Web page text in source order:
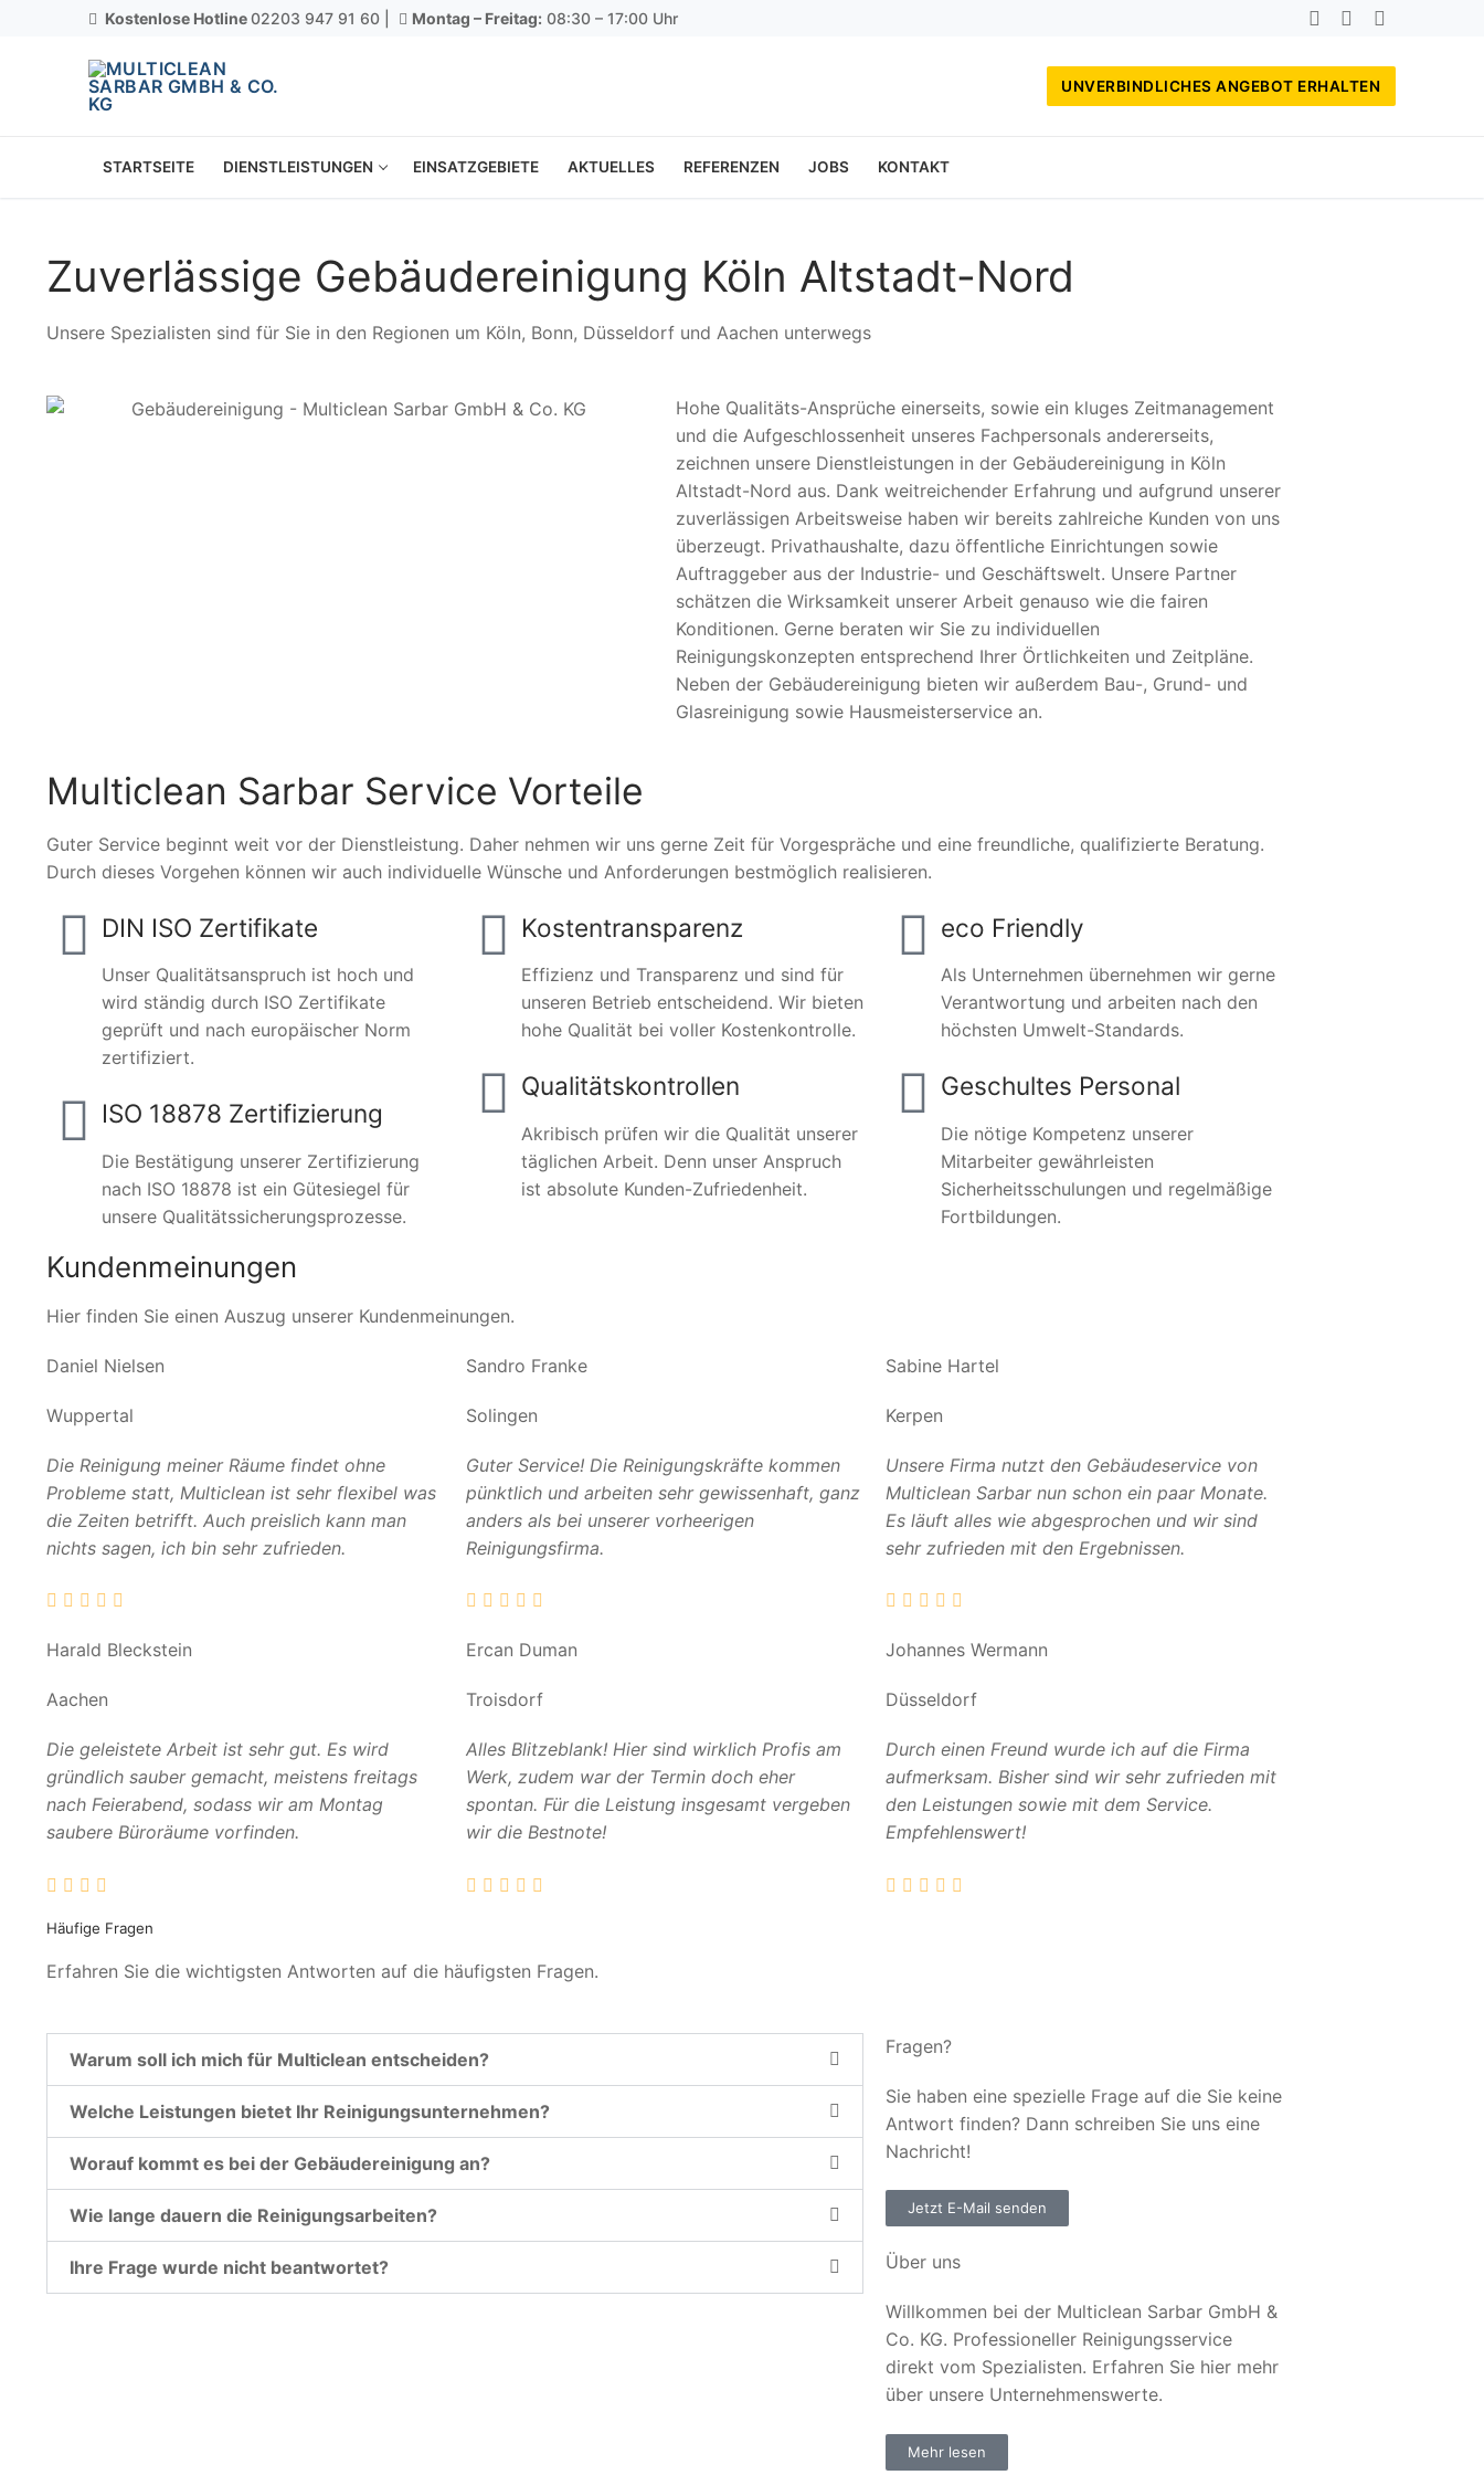
Kostenlose Hotline02203 947 91 60 | Montag – Freitag: 08:30 – 17:00 Uhr
UNVERBINDLICHES ANGEBOT ERHALTEN
STARTSEITE DIENSTLEISTUNGEN EINSATZGEBIETE AKTUELLES REFERENZEN JOBS KONTAKT
Zuverlässige Gebäudereinigung Köln Altstadt-Nord
Unsere Spezialisten sind für Sie in den Regionen um Köln, Bonn, Düsseldorf und Aachen unterwegs
Hohe Qualitäts-Ansprüche einerseits, sowie ein kluges Zeitmanagement
und die Aufgeschlossenheit unseres Fachpersonals andererseits,
zeichnen unsere Dienstleistungen in der Gebäudereinigung in Köln
Altstadt-Nord aus. Dank weitreichender Erfahrung und aufgrund unserer
zuverlässigen Arbeitsweise haben wir bereits zahlreiche Kunden von uns
überzeugt. Privathaushalte, dazu öffentliche Einrichtungen sowie
Auftraggeber aus der Industrie- und Geschäftswelt. Unsere Partner
schätzen die Wirksamkeit unserer Arbeit genauso wie die fairen
Konditionen. Gerne beraten wir Sie zu individuellen
Reinigungskonzepten entsprechend Ihrer Örtlichkeiten und Zeitpläne.
Neben der Gebäudereinigung bieten wir außerdem Bau-, Grund- und
Glasreinigung sowie Hausmeisterservice an.
Multiclean Sarbar Service Vorteile
Guter Service beginnt weit vor der Dienstleistung. Daher nehmen wir uns gerne Zeit für Vorgespräche und eine freundliche, qualifizierte Beratung.
Durch dieses Vorgehen können wir auch individuelle Wünsche und Anforderungen bestmöglich realisieren.
DIN ISO Zertifikate
Unser Qualitätsanspruch ist hoch und
wird ständig durch ISO Zertifikate
geprüft und nach europäischer Norm
zertifiziert.
ISO 18878 Zertifizierung
Die Bestätigung unserer Zertifizierung
nach ISO 18878 ist ein Gütesiegel für
unsere Qualitätssicherungsprozesse.
Kostentransparenz
Effizienz und Transparenz und sind für
unseren Betrieb entscheidend. Wir bieten
hohe Qualität bei voller Kostenkontrolle.
Qualitätskontrollen
Akribisch prüfen wir die Qualität unserer
täglichen Arbeit. Denn unser Anspruch
ist absolute Kunden-Zufriedenheit.
eco Friendly
Als Unternehmen übernehmen wir gerne
Verantwortung und arbeiten nach den
höchsten Umwelt-Standards.
Geschultes Personal
Die nötige Kompetenz unserer
Mitarbeiter gewährleisten
Sicherheitsschulungen und regelmäßige
Fortbildungen.
Kundenmeinungen
Hier finden Sie einen Auszug unserer Kundenmeinungen.
Daniel Nielsen
Wuppertal
Die Reinigung meiner Räume findet ohne
Probleme statt, Multiclean ist sehr flexibel was
die Zeiten betrifft. Auch preislich kann man
nichts sagen, ich bin sehr zufrieden.
Sandro Franke
Solingen
Guter Service! Die Reinigungskräfte kommen
pünktlich und arbeiten sehr gewissenhaft, ganz
anders als bei unserer vorheerigen
Reinigungsfirma.
Sabine Hartel
Kerpen
Unsere Firma nutzt den Gebäudeservice von
Multiclean Sarbar nun schon ein paar Monate.
Es läuft alles wie abgesprochen und wir sind
sehr zufrieden mit den Ergebnissen.
Harald Bleckstein
Aachen
Die geleistete Arbeit ist sehr gut. Es wird
gründlich sauber gemacht, meistens freitags
nach Feierabend, sodass wir am Montag
saubere Büroräume vorfinden.
Ercan Duman
Troisdorf
Alles Blitzeblank! Hier sind wirklich Profis am
Werk, zudem war der Termin doch eher
spontan. Für die Leistung insgesamt vergeben
wir die Bestnote!
Johannes Wermann
Düsseldorf
Durch einen Freund wurde ich auf die Firma
aufmerksam. Bisher sind wir sehr zufrieden mit
den Leistungen sowie mit dem Service.
Empfehlenswert!
Häufige Fragen
Erfahren Sie die wichtigsten Antworten auf die häufigsten Fragen.
Warum soll ich mich für Multiclean entscheiden?
Welche Leistungen bietet Ihr Reinigungsunternehmen?
Worauf kommt es bei der Gebäudereinigung an?
Wie lange dauern die Reinigungsarbeiten?
Ihre Frage wurde nicht beantwortet?
Fragen?
Sie haben eine spezielle Frage auf die Sie keine
Antwort finden? Dann schreiben Sie uns eine
Nachricht!
Jetzt E-Mail senden
Über uns
Willkommen bei der Multiclean Sarbar GmbH &
Co. KG. Professioneller Reinigungsservice
direkt vom Spezialisten. Erfahren Sie hier mehr
über unsere Unternehmenswerte.
Mehr lesen